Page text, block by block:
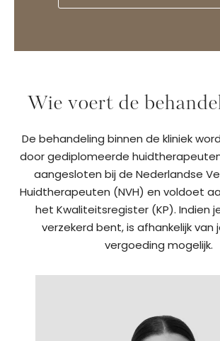
Wie voert de
De behandeling binnen de kliniek
door gediplomeerde
aangesloten bij de Nederlandse
Huidtherapeuten (NVH) en voldoet
het Kwaliteitsregister (KP). Indien
verzekerd bent, is afhankelijk van
vergoeding mogelijk.